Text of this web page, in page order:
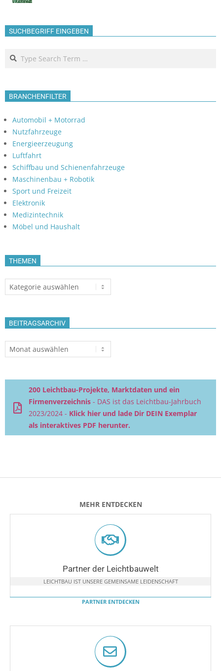
SUCHBEGRIFF EINGEBEN
Search
BRANCHENFILTER
Automobil + Motorrad
Nutzfahrzeuge
Energieerzeugung
Luftfahrt
Schiffbau und Schienenfahrzeuge
Maschinenbau + Robotik
Sport und Freizeit
Elektronik
Medizintechnik
Möbel und Haushalt
THEMEN
Themen
BEITRAGSARCHIV
Beitragsarchiv
200 Leichtbau-Projekte, Marktdaten und ein
Firmenverzeichnis - DAS ist das Leichtbau-Jahrbuch
2023/2024 - Klick hier und lade Dir DEIN Exemplar
als interaktives PDF herunter.
MEHR ENTDECKEN
Partner der Leichtbauwelt
LEICHTBAU IST UNSERE GEMEINSAME LEIDENSCHAFT
PARTNER ENTDECKEN